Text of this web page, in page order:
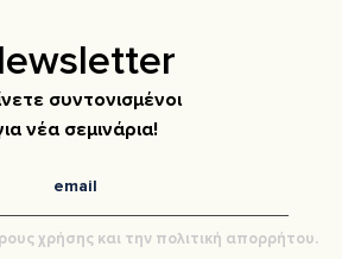
συντονισμένοι
νέα σεμινάρια!
χρήσης και την πολιτική απορρήτου.